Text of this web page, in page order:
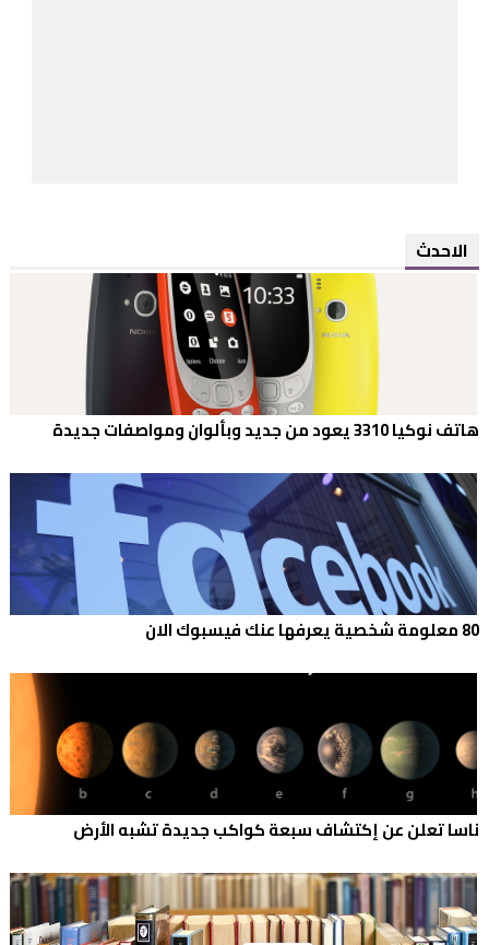
الاحدث
هاتف نوكيا 3310 يعود من جديد وبألوان ومواصفات جديدة
80 معلومة شخصية يعرفها عنك فيسبوك الان
ناسا تعلن عن إكتشاف سبعة كواكب جديدة تشبه الأرض